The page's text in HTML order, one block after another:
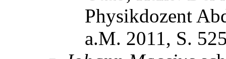
Physikdozent
a.M. 2011, S.